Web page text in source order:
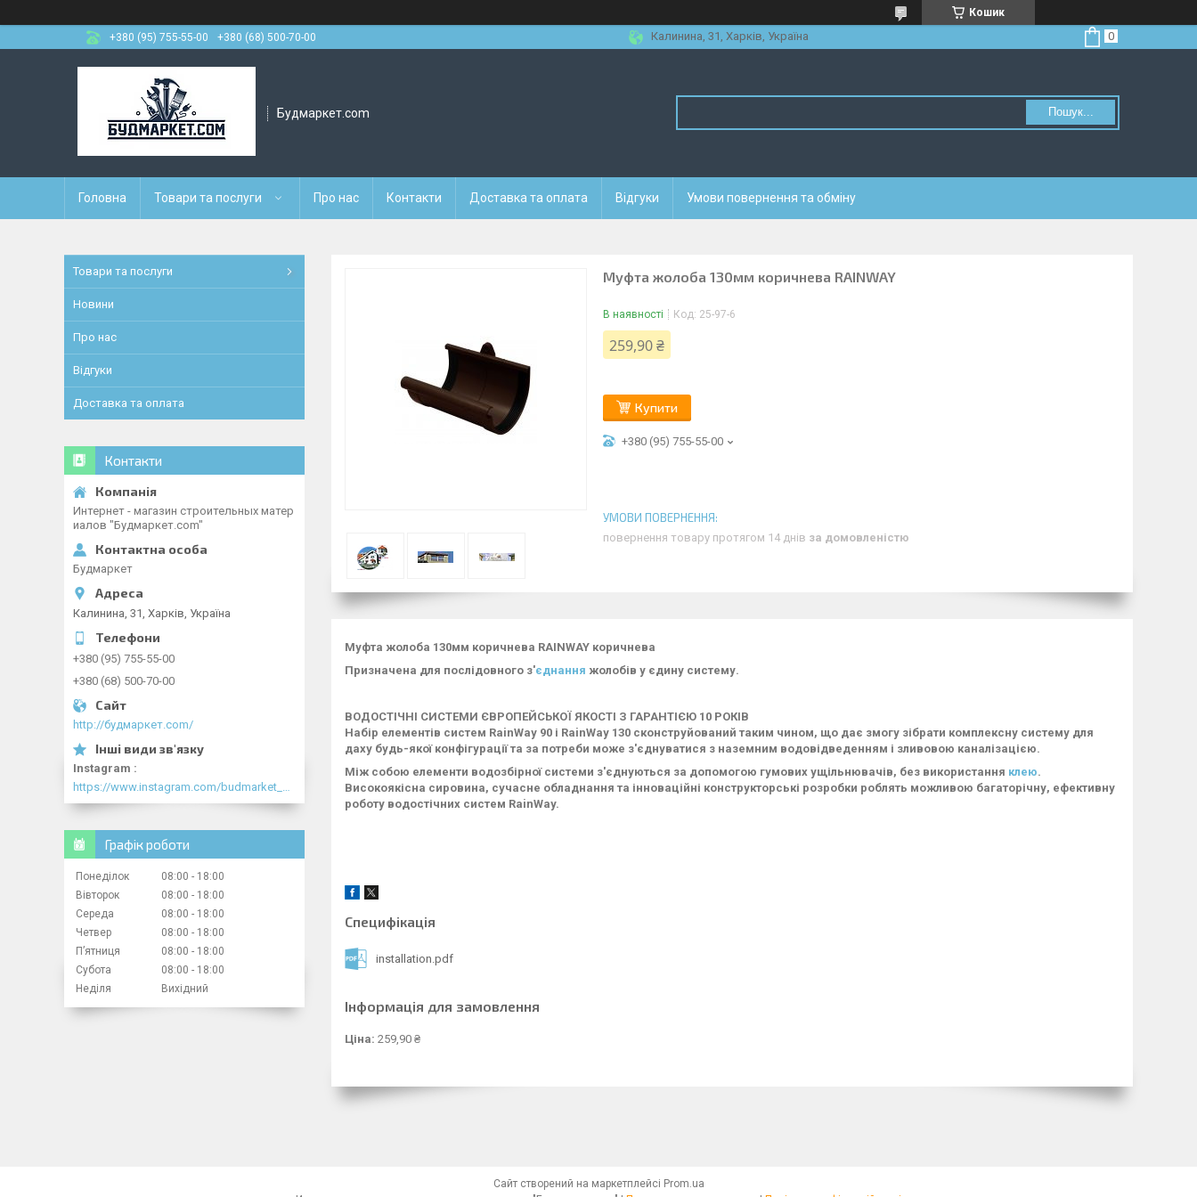
Кошик
+380 (95) 755-55-00
+380 (68) 500-70-00 Калинина, 31, Харків, Україна
Будмаркет.com Пошук...
Головна Товари та послуги Про нас Контакти Доставка та оплата Відгуки Умови повернення та обміну
Муфта жолоба 130мм коричнева RAINWAY
В наявності Код: 25-97-6
259,90 ₴
Купити
+380 (95) 755-55-00
повернення товару протягом 14 днів за домовленістю
Муфта жолоба 130мм коричнева RAINWAY коричнева
Призначена для послідовного з'єднання жолобів у єдину систему.
ВОДОСТІЧНІ СИСТЕМИ ЄВРОПЕЙСЬКОЇ ЯКОСТІ З ГАРАНТІЄЮ 10 РОКІВ
Набір елементів систем RainWay 90 і RainWay 130 сконструйований таким чином, що дає змогу зібрати комплексну систему для
даху будь-якої конфігурації та за потреби може з'єднуватися з наземним водовідведенням і зливовою каналізацією.
Між собою елементи водозбірної системи з'єднуються за допомогою гумових ущільнювачів, без використання клею.
Високоякісна сировина, сучасне обладнання та інноваційні конструкторські розробки роблять можливою багаторічну, ефективну
роботу водостічних систем RainWay.
Специфікація
installation.pdf
Інформація для замовлення
Ціна: 259,90 ₴
Товари та послуги
Новини
Про нас
Відгуки
Доставка та оплата
Контакти
Интернет - магазин строительных матер
иалов "Будмаркет.com"
Будмаркет
Калинина, 31, Харків, Україна
+380 (95) 755-55-00
+380 (68) 500-70-00
http://будмаркет.com/
Instagram
Графік роботи
Понеділок 08:00
18:00
Вівторок
08:00
18:00
Середа
08:00
18:00
Четвер
08:00
18:00
Пʼятниця
08:00
18:00
Субота
08:00
18:00
Неділя
Вихідний
Сайт створений на маркетплейсі Prom.ua